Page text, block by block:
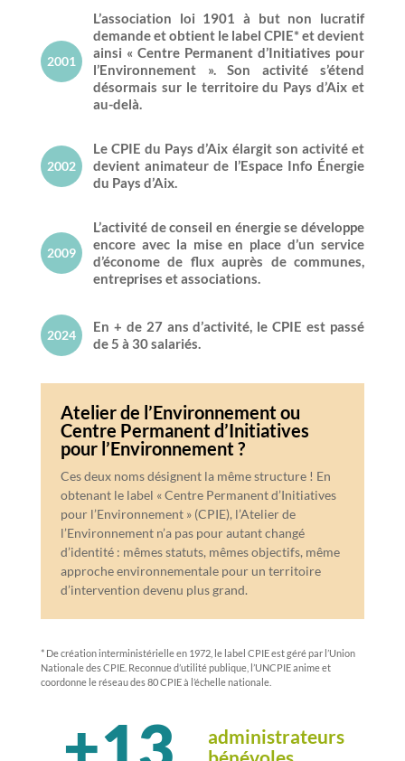
2001
L’association loi 1901 à but non lucratif
demande et obtient le label CPIE* et devient
ainsi « Centre Permanent d’Initiatives pour
l’Environnement ». Son activité s’étend
désormais sur le territoire du Pays d’Aix et
au-delà.
2002
Le CPIE du Pays d’Aix élargit son activité et
devient animateur de l’Espace Info Énergie
du Pays d’Aix.
2009
L’activité de conseil en énergie se développe
encore avec la mise en place d’un service
d’économe de flux auprès de communes,
entreprises et associations.
2024
En + de 27 ans d’activité, le CPIE est passé
de 5 à 30 salariés.
Atelier de l’Environnement ou
Centre Permanent d’Initiatives
pour l’Environnement ?
Ces deux noms désignent la même structure ! En
obtenant le label « Centre Permanent d’Initiatives
pour l’Environnement » (CPIE), l’Atelier de
l’Environnement n’a pas pour autant changé
d’identité : mêmes statuts, mêmes objectifs, même
approche environnementale pour un territoire
d’intervention devenu plus grand.
* De création interministérielle en 1972, le label CPIE est géré par l’Union
Nationale des CPIE. Reconnue d’utilité publique, l’UNCPIE anime et
coordonne le réseau des 80 CPIE à l’échelle nationale.
administrateurs